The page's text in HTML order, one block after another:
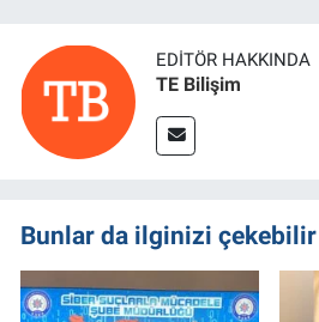
EDITÖR HAKKINDA
TE Bilişim
Bunlar da ilginizi çekebilir